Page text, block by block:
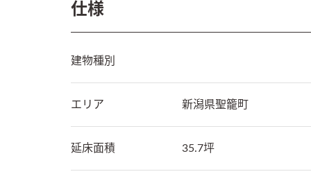
仕様
建物種別
エリア 新潟県聖籠町
延床面積 35.7坪